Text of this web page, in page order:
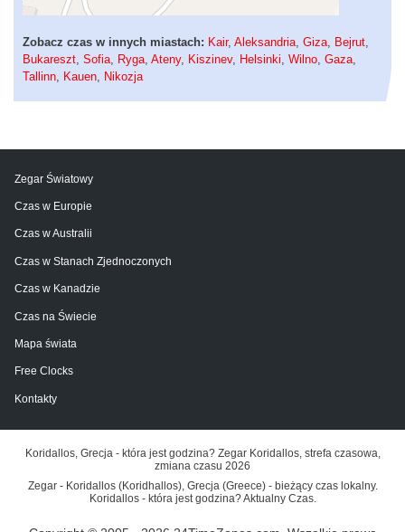
Zobacz czas w innych miastach: Kair, Aleksandria, Giza, Bejrut,
Bukareszt, Sofia, Ryga, Ateny, Kiszinev, Helsinki, Wilno, Gaza,
Tallinn, Kauen, Nikozja
Zegar Światowy
Czas w Europie
Czas w Australii
Czas w Stanach Zjednoczonych
Czas w Kanadzie
Czas na Świecie
Mapa świata
Free Clocks
Kontakty
Koridallos, Grecja - która jest godzina? Zegar Koridallos, strefa czasowa,
zmiana czasu 2026
Zegar - Koridallos (Koridhallos), Grecja (Greece) - bieżący czas lokalny.
Koridallos - która jest godzina? Aktualny Czas.